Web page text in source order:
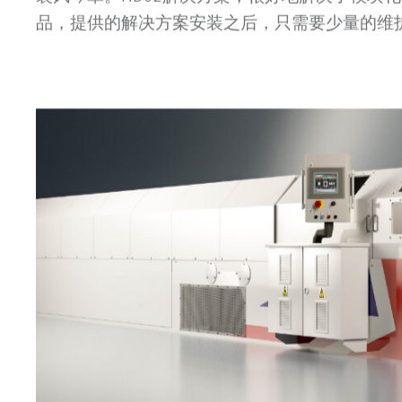
品，提供的解决方案安装之后，只需要少量的维